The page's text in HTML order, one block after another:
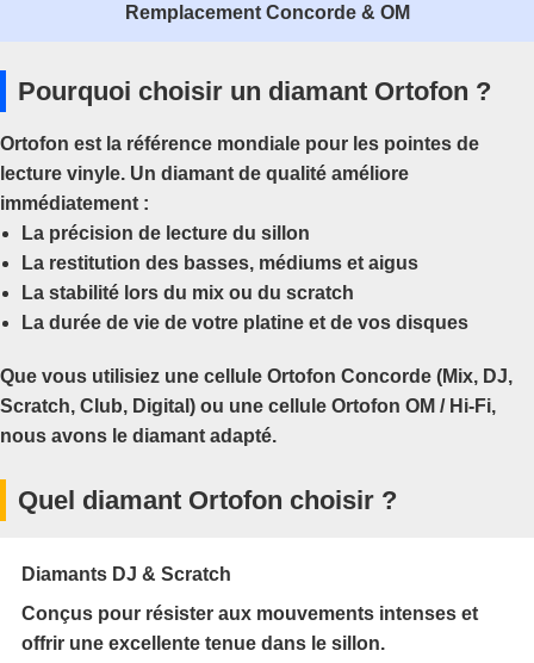
Remplacement Concorde & OM
Pourquoi choisir un diamant Ortofon ?
Ortofon est la référence mondiale pour les pointes de
lecture vinyle. Un diamant de qualité améliore
immédiatement :
La précision de lecture du sillon
La restitution des basses, médiums et aigus
La stabilité lors du mix ou du scratch
La durée de vie de votre platine et de vos disques
Que vous utilisiez une cellule Ortofon Concorde (Mix, DJ,
Scratch, Club, Digital) ou une cellule Ortofon OM / Hi-Fi,
nous avons le diamant adapté.
Quel diamant Ortofon choisir ?
Diamants DJ & Scratch
Conçus pour résister aux mouvements intenses et
offrir une excellente tenue dans le sillon.